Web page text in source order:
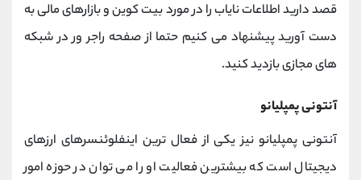
قصد دارید اطلاعات نایاب را در مورد بیت کوین و بازارهای مالی به
دست آورید پیشنهاد می کنیم حتما از صفحه راجر ور در شبکه
های مجازی بازدید کنید.
آنتونی پمپلیانو
آنتونی پمپلیانو نیز یکی از فعال ترین اینفلوئنسرهای ارزهای
دیجیتال است که بیشترین فعالیت او را می توان در حوزه امور